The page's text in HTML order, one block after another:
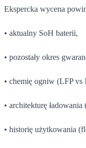
Ekspercka wycena
• aktualny SoH baterii,
• pozostały okres
• chemię ogniw (LFP vs
• architekturę
• historię użytkowania